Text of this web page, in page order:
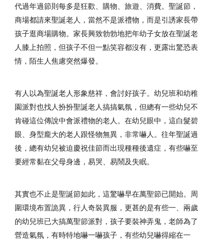
代過年過節則每多是狂歡、購物、旅遊、消費。聖誕節，
商場都請來聖誕老人，當然不是派禮物，而是引誘家長帶
孩子逛商場購物。家長興致勃勃地把年幼子女放在聖誕老
人膝上拍照，但孩子不但一點笑容都沒有，更露出驚恐表
情，陌生人焦慮突然爆發。
有人以為聖誕老人形象慈祥，會討好孩子。幼兒班和幼稚
園派對也找人扮扮聖誕老人搞搞氣氛，但總有一些幼兒不
肯碰這位傳說中會派禮物的老人。在幼兒眼中，這白髮碧
眼、身型龐大的老人跟怪物無異，非常嚇人。往年聖誕過
後，總有幼兒被迫慶祝佳節而出現種種後遺症，有些嚇至
要經常黏在父母身邊，易哭、易鬧及失眠。
其實也不止是聖誕節如此，這驚嚇早在萬聖節已開始。周
圍環境布置詭異，行人奇裝異服，更甚的是有些一、兩歲
的幼兒班已大搞萬聖節派對，孩子要裝神弄鬼，老師為了
營造氣氛，有時特地嚇一嚇孩子，有些幼兒嚇得縮在一